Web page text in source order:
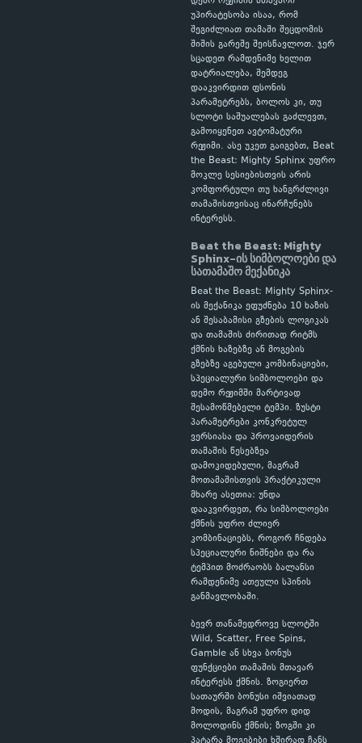
უპირატესობა ისაა, რომ
შეგიძლიათ თამაში შეცდომის
შიშის გარეშე შეისწავლოთ. ჯერ
სცადეთ რამდენიმე ხელით
დატრიალება, შემდეგ
დააკვირდით ფსონის
პარამეტრებს, ბოლოს კი, თუ
სლოტი საშუალებას გაძლევთ,
გამოიყენეთ ავტომატური
რეჟიმი. ასე უკეთ გაიგებთ, Beat
the Beast: Mighty Sphinx უფრო
მოკლე სესიებისთვის არის
კომფორტული თუ ხანგრძლივი
თამაშისთვისაც ინარჩუნებს
ინტერესს.
Beat the Beast: Mighty
Sphinx-ის სიმბოლოები და
სათამაშო მექანიკა
Beat the Beast: Mighty Sphinx-
ის მექანიკა ეფუძნება 10 ხაზის
ან შესაბამისი გზების ლოგიკას
და თამაშის ძირითად რიტმს
ქმნის ხაზებზე ან მოგების
გზებზე აგებული კომბინაციები,
სპეციალური სიმბოლოები და
დემო რეჟიმში მარტივად
შესამოწმებელი ტემპი. ზუსტი
პარამეტრები კონკრეტულ
ვერსიასა და პროვაიდერის
თამაშის წესებზეა
დამოკიდებული, მაგრამ
მოთამაშისთვის პრაქტიკული
მხარე ასეთია: უნდა
დააკვირდეთ, რა სიმბოლოები
ქმნის უფრო ძლიერ
კომბინაციებს, როგორ ჩნდება
სპეციალური ნიშნები და რა
ტემპით მოძრაობს ბალანსი
რამდენიმე ათეული სპინის
განმავლობაში.
ბევრ თანამედროვე სლოტში
Wild, Scatter, Free Spins,
Gamble ან სხვა ბონუს
ფუნქციები თამაშის მთავარ
ინტერესს ქმნის. ზოგიერთ
სათაურში ბონუსი იშვიათად
მოდის, მაგრამ უფრო დიდ
მოლოდინს ქმნის; ზოგში კი